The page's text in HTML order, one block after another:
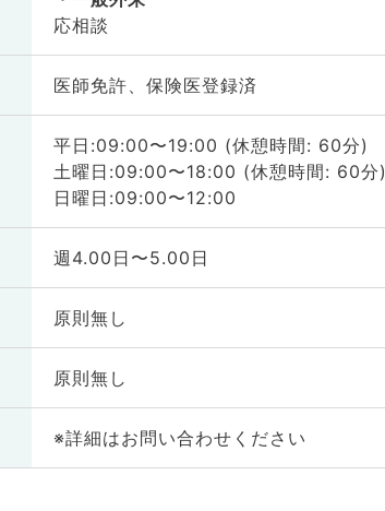
応相談
医師免許、保険医登録済
平日:09:00〜19:00 (休憩時間: 60分)
土曜日:09:00〜18:00 (休憩時間: 60分)
日曜日:09:00〜12:00
週4.00日〜5.00日
原則無し
原則無し
※詳細はお問い合わせください